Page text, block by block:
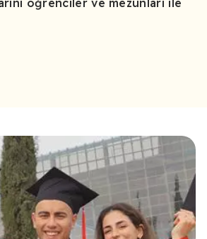
öğrenciler ve mezunları ile